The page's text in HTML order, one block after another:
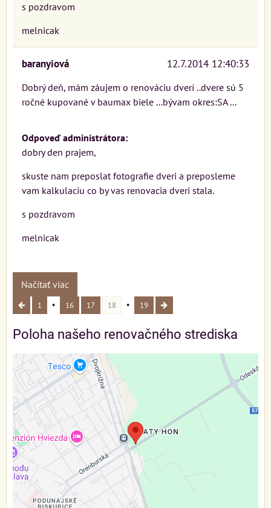
s pozdravom
melnicak
baranyiová 12.7.2014 12:40:33
Dobrý deň, mám záujem o renováciu dverí ..dvere sú 5
ročné kupované v baumax biele ...bývam okres:SA ...
Odpoveď administrátora:
dobry den prajem,
skuste nam preposlat fotografie dveri a preposleme
vam kalkulaciu co by vas renovacia dveri stala.
s pozdravom
melnicak
Načítať viac
1 16 17 18 19
Poloha našeho renovačného strediska
Externý obsah je blokovaný Voľbami
súkromia
Prajete si načítať externý obsah?
Povoliť tentokrát
Povoliť a zapamätať - súhlas s druhom cookie:
Funkčné